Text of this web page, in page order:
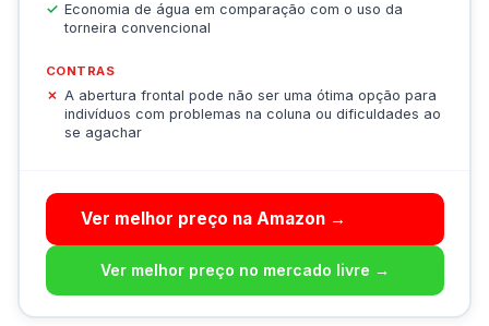
Economia de água em comparação com o uso da
torneira convencional
CONTRAS
A abertura frontal pode não ser uma ótima opção para
indivíduos com problemas na coluna ou dificuldades ao
se agachar
Ver melhor preço na Amazon →
Ver melhor preço no mercado livre →